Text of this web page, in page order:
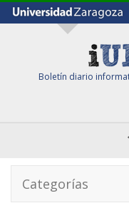
Boletín diario
Categorías